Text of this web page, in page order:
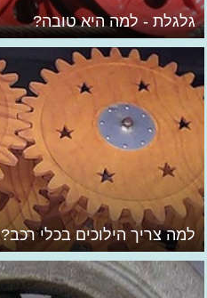
גלגלת - למה היא טובה?
למה צריך הילוכים בכלי רכב?